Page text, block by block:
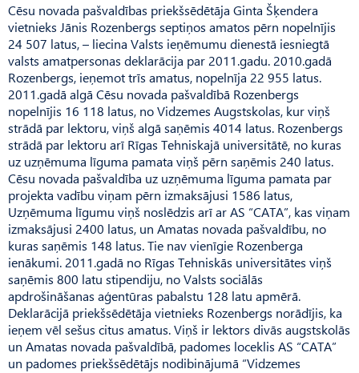
Cēsu novada pašvaldības priekšsēdētāja Ginta Šķendera
vietnieks Jānis Rozenbergs septiņos amatos pērn nopelnījis
24 507 latus, – liecina Valsts ieņēmumu dienestā iesniegtā
valsts amatpersonas deklarācija par 2011.gadu. 2010.gadā
Rozenbergs, ieņemot trīs amatus, nopelnīja 22 955 latus.
2011.gadā algā Cēsu novada pašvaldībā Rozenbergs
nopelnījis 16 118 latus, no Vidzemes Augstskolas, kur viņš
strādā par lektoru, viņš algā saņēmis 4014 latus. Rozenbergs
strādā par lektoru arī Rīgas Tehniskajā universitātē, no kuras
uz uzņēmuma līguma pamata viņš pērn saņēmis 240 latus.
Cēsu novada pašvaldība uz uzņēmuma līguma pamata par
projekta vadību viņam pērn izmaksājusi 1586 latus,
Uzņēmuma līgumu viņš noslēdzis arī ar AS “CATA”, kas viņam
izmaksājusi 2400 latus, un Amatas novada pašvaldību, no
kuras saņēmis 148 latus. Tie nav vienīgie Rozenberga
ienākumi. 2011.gadā no Rīgas Tehniskās universitātes viņš
saņēmis 800 latu stipendiju, no Valsts sociālās
apdrošināšanas aģentūras pabalstu 128 latu apmērā.
Deklarācijā priekšsēdētāja vietnieks Rozenbergs norādījis, ka
ieņem vēl sešus citus amatus. Viņš ir lektors divās augstskolās
un Amatas novada pašvaldībā, padomes loceklis AS “CATA”
un padomes priekšsēdētājs nodibinājumā “Vidzemes